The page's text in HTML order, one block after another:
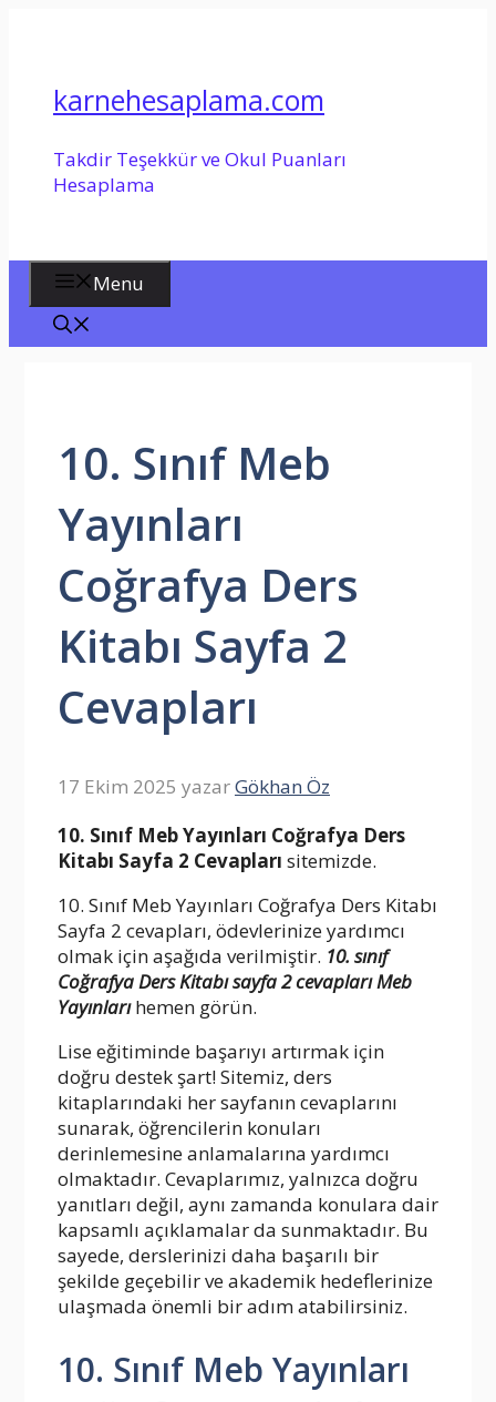
karnehesaplama.com
Takdir Teşekkür ve Okul Puanları
Hesaplama
Menu
10. Sınıf Meb
Yayınları
Coğrafya Ders
Kitabı Sayfa 2
Cevapları
17 Ekim 2025 yazarGökhan Öz
10. Sınıf Meb Yayınları Coğrafya Ders
Kitabı Sayfa 2 Cevapları sitemizde.
10. Sınıf Meb Yayınları Coğrafya Ders Kitabı
Sayfa 2 cevapları, ödevlerinize yardımcı
olmak için aşağıda verilmiştir. 10. sınıf
Coğrafya Ders Kitabı sayfa 2 cevapları Meb
Yayınlarıhemen görün.
Lise eğitiminde başarıyı artırmak için
doğru destek şart! Sitemiz, ders
kitaplarındaki her sayfanın cevaplarını
sunarak, öğrencilerin konuları
derinlemesine anlamalarına yardımcı
olmaktadır. Cevaplarımız, yalnızca doğru
yanıtları değil, aynı zamanda konulara dair
kapsamlı açıklamalar da sunmaktadır. Bu
sayede, derslerinizi daha başarılı bir
şekilde geçebilir ve akademik hedeflerinize
ulaşmada önemli bir adım atabilirsiniz.
10. Sınıf Meb Yayınları